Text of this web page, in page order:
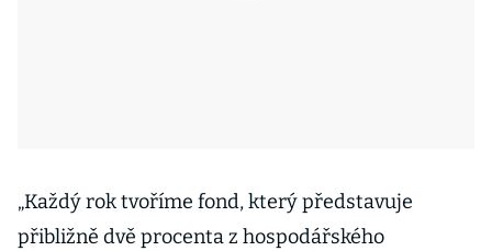
„Každý rok tvoříme fond, který představuje
přibližně dvě procenta z hospodářského